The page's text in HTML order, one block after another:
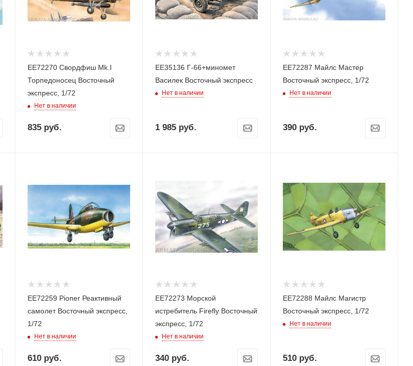
ЕЕ72270 Свордфиш Mk.I
Торпедоносец Восточный
экспресс, 1/72
Нет в наличии
835 руб.
ЕЕ35136 Г-66+миномет
Василек Восточный экспресс
Нет в наличии
1 985 руб.
ЕЕ72287 Майлс Мастер
Восточный экспресс, 1/72
Нет в наличии
390 руб.
ЕЕ72259 Pioner Реактивный
самолет Восточный экспресс,
1/72
Нет в наличии
610 руб.
ЕЕ72273 Морской
истребитель Firefly Восточный
экспресс, 1/72
Нет в наличии
340 руб.
ЕЕ72288 Майлс Магистр
Восточный экспресс, 1/72
Нет в наличии
510 руб.